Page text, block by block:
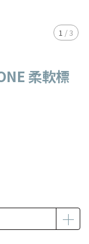
1 /3
柔軟標